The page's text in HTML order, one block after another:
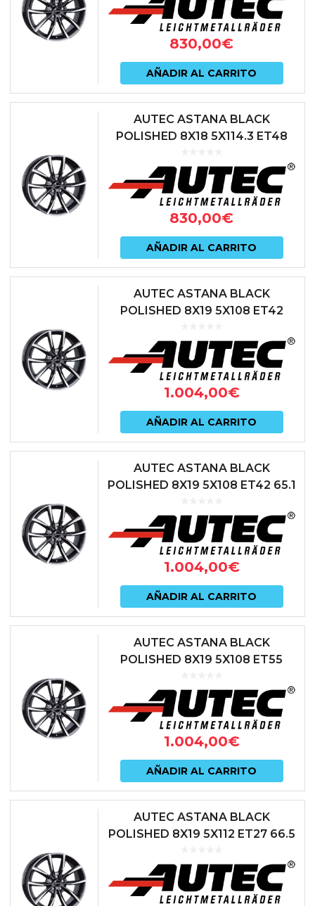
830,00€
AÑADIR AL CARRITO
AUTEC ASTANA BLACK
POLISHED 8X18 5X114.3 ET48
830,00€
AÑADIR AL CARRITO
AUTEC ASTANA BLACK
POLISHED 8X19 5X108 ET42
1.004,00€
AÑADIR AL CARRITO
AUTEC ASTANA BLACK
POLISHED 8X19 5X108 ET42 65.1
1.004,00€
AÑADIR AL CARRITO
AUTEC ASTANA BLACK
POLISHED 8X19 5X108 ET55
1.004,00€
AÑADIR AL CARRITO
AUTEC ASTANA BLACK
POLISHED 8X19 5X112 ET27 66.5